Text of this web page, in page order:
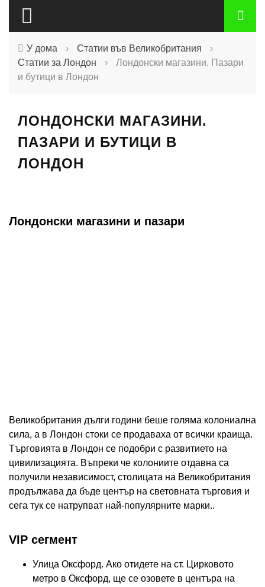
У дома › Статии във Великобритания
›
Статии за Лондон
›
Лондонски магазини. Пазари
и бутици в Лондон
ЛОНДОНСКИ МАГАЗИНИ.
ПАЗАРИ И БУТИЦИ В
ЛОНДОН
Лондонски магазини и пазари
Великобритания дълги години беше голяма колониална
сила, а в Лондон стоки се продаваха от всички краища.
Търговията в Лондон се подобри с развитието на
цивилизацията. Въпреки че колониите отдавна са
получили независимост, столицата на Великобритания
продължава да бъде център на световната търговия и
сега тук се натрупват най-популярните марки..
VIP сегмент
Улица Оксфорд. Ако отидете на ст. Цирковото
метро в Оксфорд, ще се озовете в центъра на